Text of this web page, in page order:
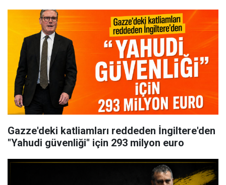
Gazze'deki katliamları reddeden İngiltere'den
"Yahudi güvenliği" için 293 milyon euro